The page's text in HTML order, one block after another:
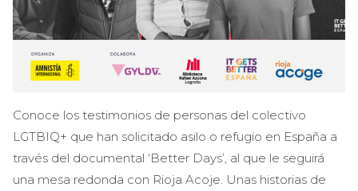
Conoce los testimonios de personas del colectivo
LGTBIQ+ que han solicitado asilo o refugio en España a
través del documental ‘Better Days’, al que le seguirá
una mesa redonda con Rioja Acoje. Unas historias de